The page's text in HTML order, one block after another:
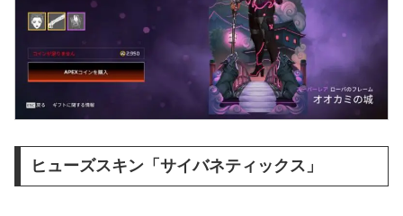
ヒューズスキン「サイバネティックス」